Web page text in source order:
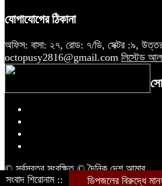
যোগাযোগের ঠিকানা
অফিস: বাসা: ২৭, রোড: ৭/ডি, সেক্টর :৯,
octopusy2816@gmail.com লিস্টেড আল
© সর্বস্বত্ব সংরক্ষিত © দৈনিক দেশ আমার
সংবাদ শিরোনাম ::
ডিপজলের বিরুদ্ধে